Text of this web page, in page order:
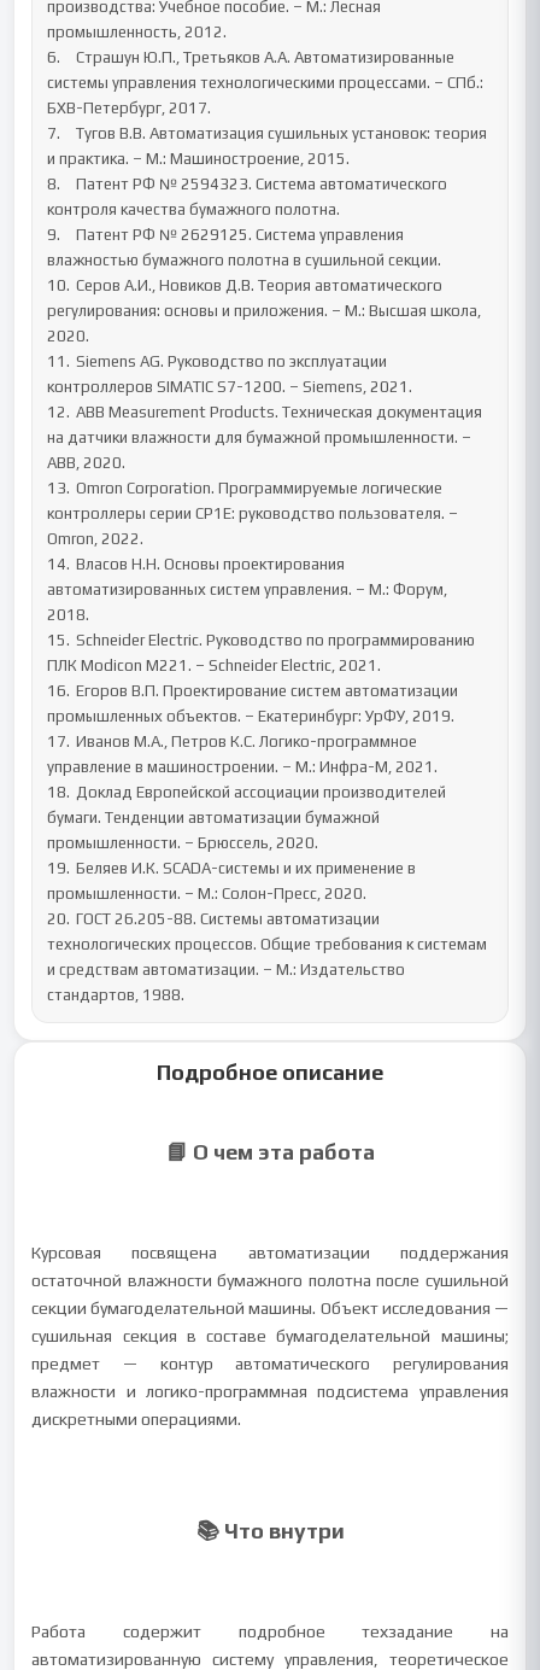
производства: Учебное пособие. – М.: Лесная
промышленность, 2012.
6.	Страшун Ю.П., Третьяков А.А. Автоматизированные
системы управления технологическими процессами. – СПб.:
БХВ-Петербург, 2017.
7.	Тугов В.В. Автоматизация сушильных установок: теория
и практика. – М.: Машиностроение, 2015.
8.	Патент РФ № 2594323. Система автоматического
контроля качества бумажного полотна.
9.	Патент РФ № 2629125. Система управления
влажностью бумажного полотна в сушильной секции.
10.	Серов А.И., Новиков Д.В. Теория автоматического
регулирования: основы и приложения. – М.: Высшая школа,
2020.
11.	Siemens AG. Руководство по эксплуатации
контроллеров SIMATIC S7-1200. – Siemens, 2021.
12.	ABB Measurement Products. Техническая документация
на датчики влажности для бумажной промышленности. –
ABB, 2020.
13.	Omron Corporation. Программируемые логические
контроллеры серии CP1E: руководство пользователя. –
Omron, 2022.
14.	Власов Н.Н. Основы проектирования
автоматизированных систем управления. – М.: Форум,
2018.
15.	Schneider Electric. Руководство по программированию
ПЛК Modicon M221. – Schneider Electric, 2021.
16.	Егоров В.П. Проектирование систем автоматизации
промышленных объектов. – Екатеринбург: УрФУ, 2019.
17.	Иванов М.А., Петров К.С. Логико-программное
управление в машиностроении. – М.: Инфра-М, 2021.
18.	Доклад Европейской ассоциации производителей
бумаги. Тенденции автоматизации бумажной
промышленности. – Брюссель, 2020.
19.	Беляев И.К. SCADA-системы и их применение в
промышленности. – М.: Солон-Пресс, 2020.
20.	ГОСТ 26.205-88. Системы автоматизации
технологических процессов. Общие требования к системам
и средствам автоматизации. – М.: Издательство
стандартов, 1988.
Подробное описание
📘 О чем эта работа
Курсовая посвящена автоматизации поддержания
остаточной влажности бумажного полотна после сушильной
секции бумагоделательной машины. Объект исследования —
сушильная секция в составе бумагоделательной машины;
предмет — контур автоматического регулирования
влажности и логико-программная подсистема управления
дискретными операциями.
📚 Что внутри
Работа содержит подробное техзадание на
автоматизированную систему управления, теоретическое